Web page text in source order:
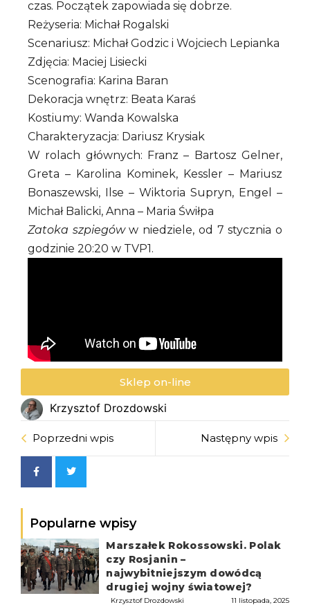
czas. Początek zapowiada się dobrze.
Reżyseria: Michał Rogalski
Scenariusz: Michał Godzic i Wojciech Lepianka
Zdjęcia: Maciej Lisiecki
Scenografia: Karina Baran
Dekoracja wnętrz: Beata Karaś
Kostiumy: Wanda Kowalska
Charakteryzacja: Dariusz Krysiak
W rolach głównych: Franz – Bartosz Gelner,
Greta – Karolina Kominek, Kessler – Mariusz
Bonaszewski, Ilse – Wiktoria Supryn, Engel –
Michał Balicki, Anna – Maria Świłpa
Zatoka szpiegóww niedziele, od 7 stycznia o
godzinie 20:20 w TVP1.
Sklep on-line
Krzysztof Drozdowski
Poprzedni wpis Następny wpis
Popularne wpisy
Marszałek Rokossowski. Polak
czy Rosjanin –
najwybitniejszym dowódcą
drugiej wojny światowej?
Krzysztof Drozdowski 11 listopada, 2025